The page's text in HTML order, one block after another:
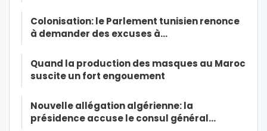
Colonisation: le Parlement tunisien renonce
à demander des excuses à…
Quand la production des masques au Maroc
suscite un fort engouement
Nouvelle allégation algérienne: la
présidence accuse le consul général…